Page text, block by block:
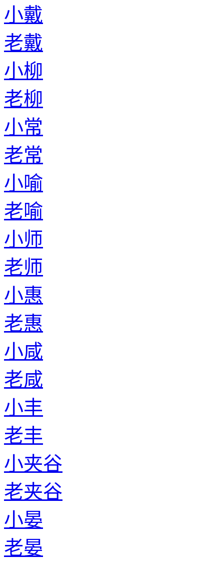
小戴
老戴
小柳
老柳
小常
老常
小喻
老喻
小师
老师
小惠
老惠
小咸
老咸
小丰
老丰
小夹谷
老夹谷
小晏
老晏